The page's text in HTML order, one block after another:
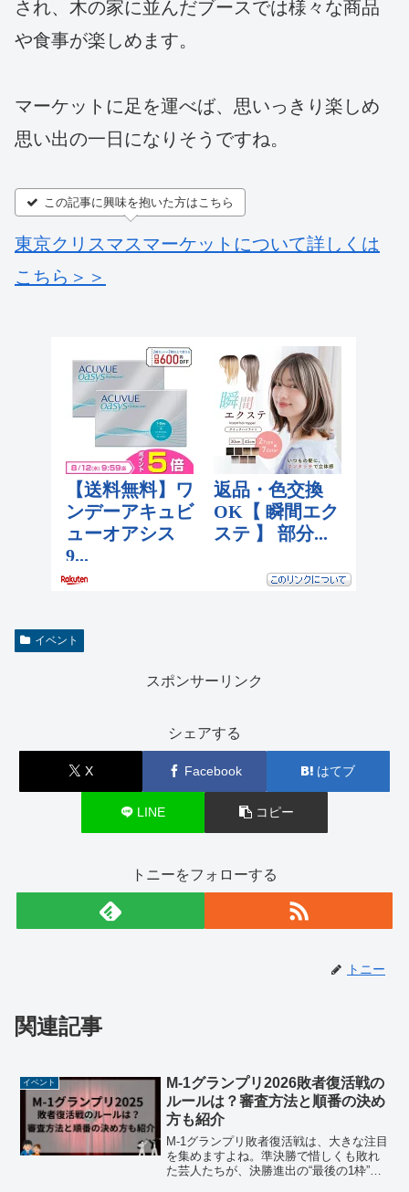
され、木の家に並んだブースでは様々な商品
や食事が楽しめます。
マーケットに足を運べば、思いっきり楽しめ
思い出の一日になりそうですね。
この記事に興味を抱いた方はこちら
東京クリスマスマーケットについて詳しくは
こちら＞＞
イベント
スポンサーリンク
シェアする
X Facebook はてブ
LINE コピー
トニーをフォローする
トニー
関連記事
イベント
M-1グランプリ2026敗者復活戦の
ルールは？審査方法と順番の決め
方も紹介
M-1グランプリ敗者復活戦は、大きな注目
を集めますよね。準決勝で惜しくも敗れ
た芸人たちが、決勝進出の“最後の1枠”を